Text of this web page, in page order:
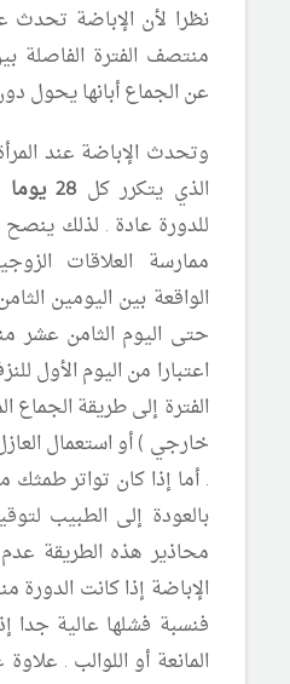
نظرا لأن الإباضة
منتصف الفترة الفاصلة
عن الجماع أبانها يحول
وتحدث الإباضة عند
الذي يتكرر كل
للدورة عادة . لذلك ينصح
ممارسة العلاقات
الواقعة بين اليومين
حتى اليوم الثامن عشر
اعتبارا من اليوم الأول
الفترة إلى طريقة الجماع
خارجي ) أو استعمال
. أما إذا كان تواتر
بالعودة إلى الطبيب
محاذير هذه الطريقة
الإباضة إذا كانت
فنسبة فشلها عالية جدا
المانعة أو اللوالب .